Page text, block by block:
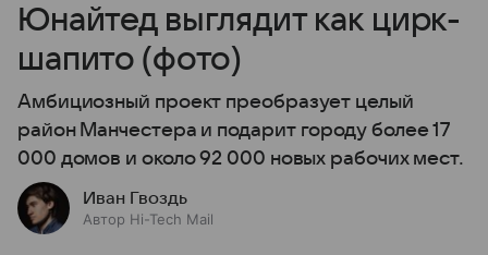
Юнайтед выглядит как цирк-
шапито (фото)
Амбициозный проект преобразует целый
район Манчестера и подарит городу более 17
000 домов и около 92 000 новых рабочих мест.
Иван Гвоздь
Автор Hi-Tech Mail